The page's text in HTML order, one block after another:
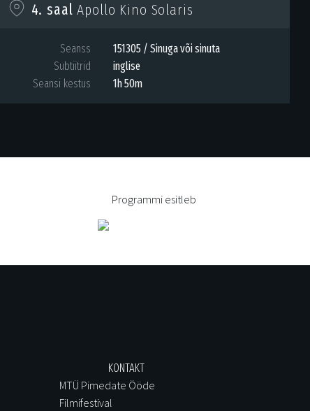
Programmi esitleb
4. saal Apollo Kino Solaris
Seanss
151305 / Sinuga või sinuta
Subtiitrid
inglise
Seansi kestus
1h 50m
KONTAKT
MTÜ Pimedate Ööde
Filmifestival